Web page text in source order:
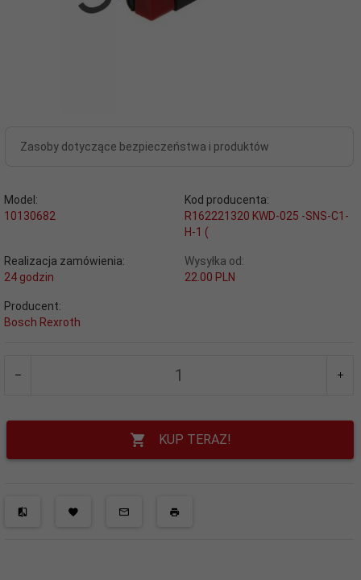
Zasoby dotyczące bezpieczeństwa i produktów
Model:
10130682
Kod producenta:
R162221320 KWD-025 -SNS-C1-
H-1 (
Realizacja zamówienia:
24 godzin
Wysyłka od:
22.00 PLN
Producent:
Bosch Rexroth
KUP TERAZ!